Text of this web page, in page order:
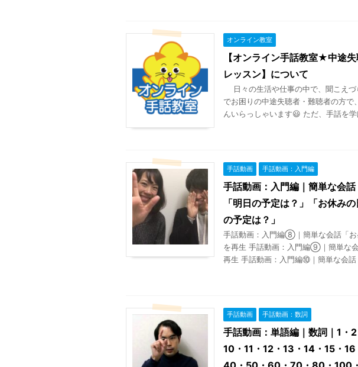
オンライン教室
【オンライン手話教室★中途
レッスン】について
日々の生活や仕事の中で、聞こえづ
でお困りの中途失聴者・難聴者の方で
んいらっしゃいます😃 ただ、手話を
手話動画 手話動画：入門編
手話動画：入門編｜簡単な会話
「明日の予定は？」「お休み
の予定は？」
手話動画：入門編⑧｜簡単な会話「
を再生 手話動画：入門編⑨｜簡単な
再生 手話動画：入門編⑩｜簡単な会
手話動画 手話動画：数詞
手話動画：単語編｜数詞｜1
10・11・12・13・14・15・